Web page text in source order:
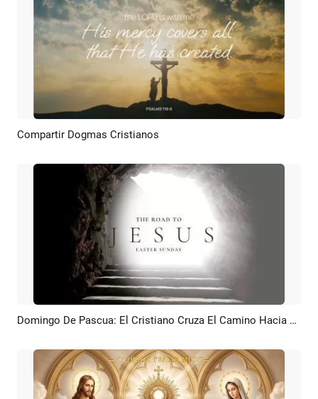
Previsualizar
Compartir Dogmas Cristianos
Previsualizar Crear IA Domingo De Pascua: El Cristiano Cruza El Camino Hacia Jesús